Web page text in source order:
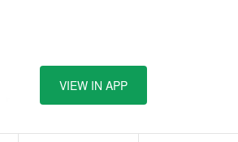
4
VIEW IN APP